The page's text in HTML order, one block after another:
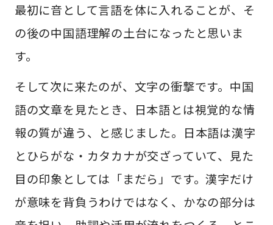
最初に音として言語を体に入れることが、そ
の後の中国語理解の土台になったと思いま
す。
そして次に来たのが、文字の衝撃です。中国
語の文章を見たとき、日本語とは視覚的な情
報の質が違う、と感じました。日本語は漢字
とひらがな・カタカナが交ざっていて、見た
目の印象としては「まだら」です。漢字だけ
が意味を背負うわけではなく、かなの部分は